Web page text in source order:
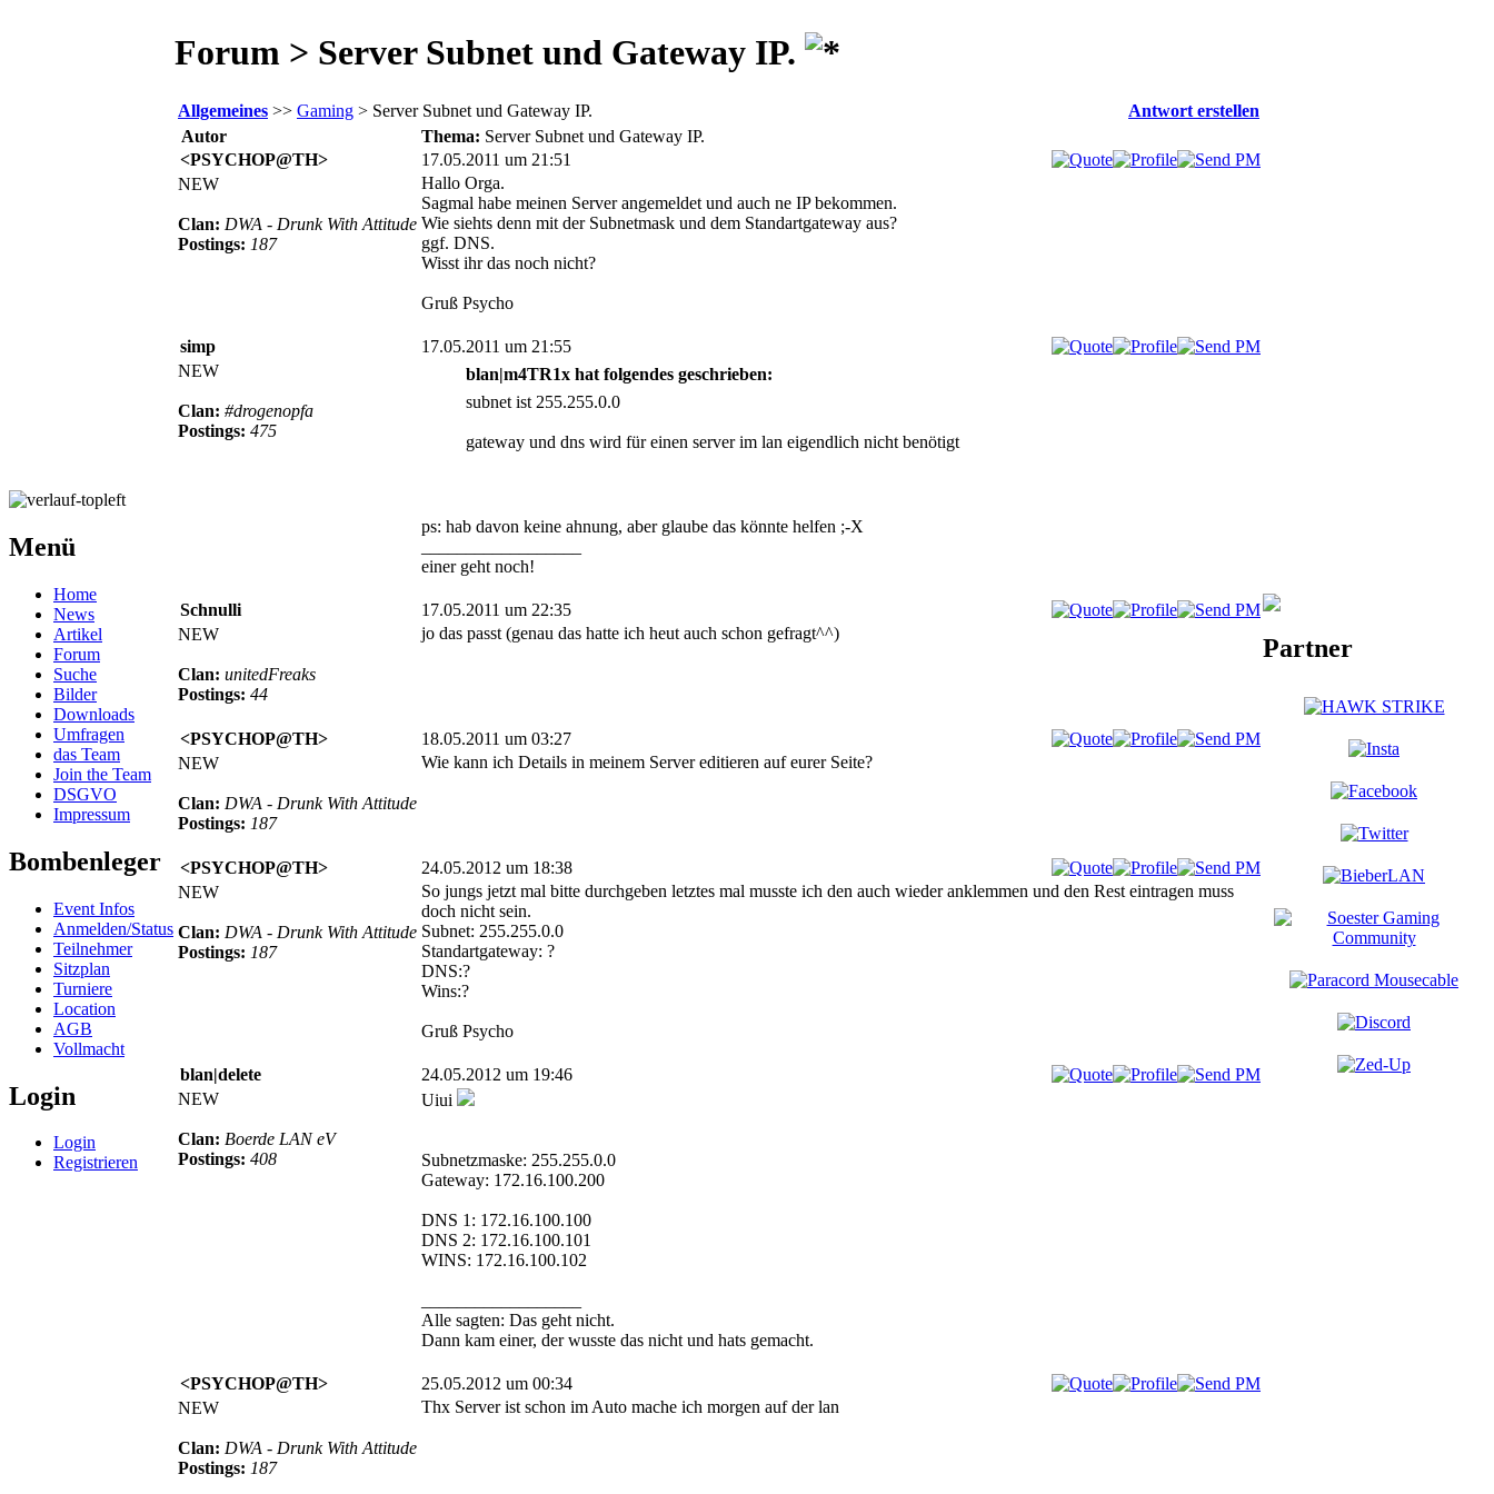
Menü
Home
News
Artikel
Forum
Suche
Bilder
Downloads
Umfragen
das Team
Join the Team
DSGVO
Impressum
Bombenleger
Event Infos
Anmelden/Status
Teilnehmer
Sitzplan
Turniere
Location
AGB
Vollmacht
Login
Login
Registrieren
Forum > Server Subnet und Gateway IP.
Allgemeines >> Gaming > Server Subnet und Gateway IP.
Antwort erstellen
Autor
Thema: Server Subnet und Gateway IP.
<PSYCHOP@TH>
17.05.2011 um 21:51
NEW
Clan: DWA - Drunk With Attitude
Postings: 187
Hallo Orga.
Sagmal habe meinen Server angemeldet und auch ne IP bekommen.
Wie siehts denn mit der Subnetmask und dem Standartgateway aus?
ggf. DNS.
Wisst ihr das noch nicht?
Gruß Psycho
simp
17.05.2011 um 21:55
NEW
Clan: #drogenopfa
Postings: 475
blan|m4TR1x hat folgendes geschrieben:
subnet ist 255.255.0.0
gateway und dns wird für einen server im lan eigendlich nicht benötigt
ps: hab davon keine ahnung, aber glaube das könnte helfen ;-X
einer geht noch!
Schnulli
17.05.2011 um 22:35
NEW
Clan: unitedFreaks
Postings: 44
jo das passt (genau das hatte ich heut auch schon gefragt^^)
<PSYCHOP@TH>
18.05.2011 um 03:27
NEW
Clan: DWA - Drunk With Attitude
Postings: 187
Wie kann ich Details in meinem Server editieren auf eurer Seite?
<PSYCHOP@TH>
24.05.2012 um 18:38
NEW
Clan: DWA - Drunk With Attitude
Postings: 187
So jungs jetzt mal bitte durchgeben letztes mal musste ich den auch wieder anklemmen und den Rest eintragen muss
doch nicht sein.
Subnet: 255.255.0.0
Standartgateway: ?
DNS:?
Wins:?
Gruß Psycho
blan|delete
24.05.2012 um 19:46
NEW
Clan: Boerde LAN eV
Postings: 408
Uiui
Subnetzmaske: 255.255.0.0
Gateway: 172.16.100.200
DNS 1: 172.16.100.100
DNS 2: 172.16.100.101
WINS: 172.16.100.102
Alle sagten: Das geht nicht.
Dann kam einer, der wusste das nicht und hats gemacht.
<PSYCHOP@TH>
25.05.2012 um 00:34
NEW
Clan: DWA - Drunk With Attitude
Postings: 187
Thx Server ist schon im Auto mache ich morgen auf der lan
Partner